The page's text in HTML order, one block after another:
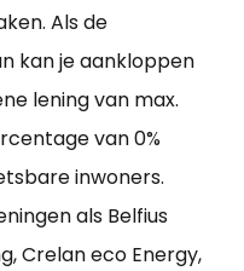
Als de
kan je aankloppen
lening van max.
van 0%
inwoners.
als Belfius
Crelan eco Energy,